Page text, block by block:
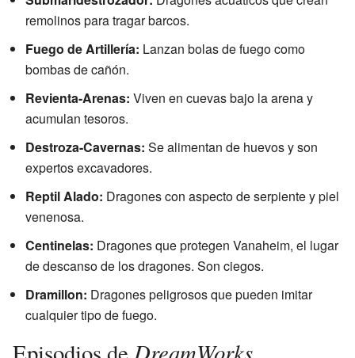
remolinos para tragar barcos.
Fuego de Artillería: Lanzan bolas de fuego como
bombas de cañón.
Revienta-Arenas: Viven en cuevas bajo la arena y
acumulan tesoros.
Destroza-Cavernas: Se alimentan de huevos y son
expertos excavadores.
Reptil Alado: Dragones con aspecto de serpiente y piel
venenosa.
Centinelas: Dragones que protegen Vanaheim, el lugar
de descanso de los dragones. Son ciegos.
Dramillon: Dragones peligrosos que pueden imitar
cualquier tipo de fuego.